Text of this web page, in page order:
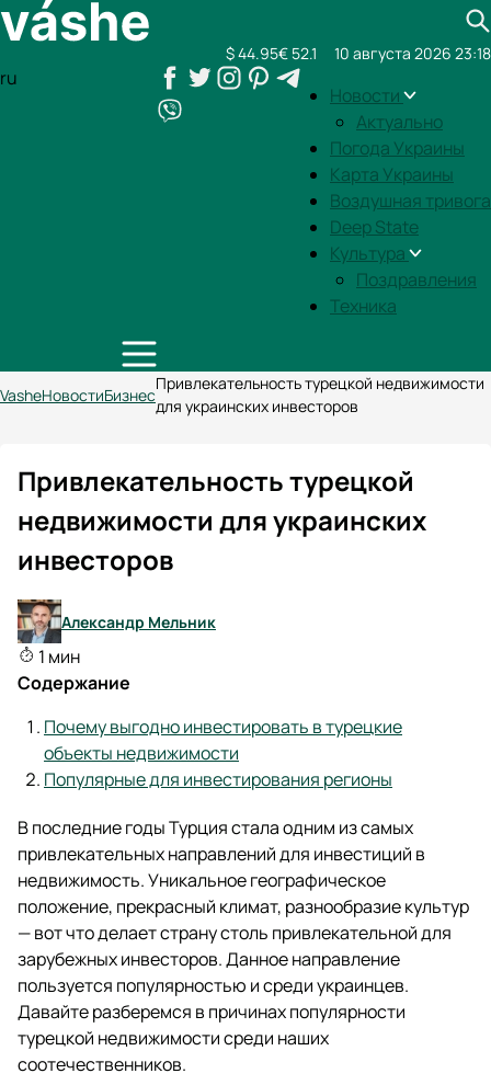
ru
Новости
Актуально
Погода Украины
Карта Украины
Воздушная тривога
Deep State
Культура
Поздравления
Техника
$ 44.95€ 52.1 10 августа 2026 23:18
VasheНовостиБизнес
Привлекательность турецкой недвижимости
для украинских инвесторов
Привлекательность турецкой
недвижимости для украинских
инвесторов
Александр Мельник
1 мин
Содержание
Почему выгодно инвестировать в турецкие
объекты недвижимости
Популярные для инвестирования регионы
В последние годы Турция стала одним из самых
привлекательных направлений для инвестиций в
недвижимость. Уникальное географическое
положение, прекрасный климат, разнообразие культур
— вот что делает страну столь привлекательной для
зарубежных инвесторов. Данное направление
пользуется популярностью и среди украинцев.
Давайте разберемся в причинах популярности
турецкой недвижимости среди наших
соотечественников.